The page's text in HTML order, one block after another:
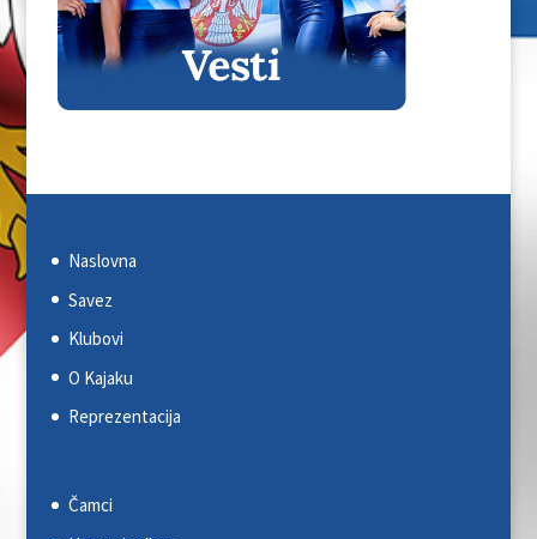
Naslovna
Savez
Klubovi
O Kajaku
Reprezentacija
Čamci